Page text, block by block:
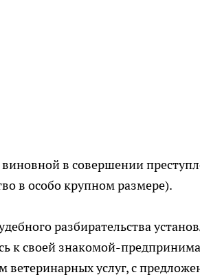
в совершении
в особо крупном размере).
разбирательства
к своей знакомой-
ветеринарных услуг, с